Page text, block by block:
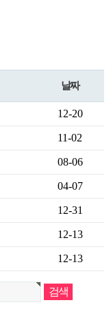
날짜
12-20
11-02
08-06
04-07
12-31
12-13
12-13